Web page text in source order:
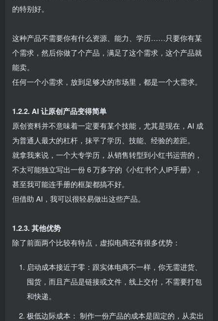
的特别好。
这种产品不需要你有什么资源、能力、学历……只要你有某
个需求，然后你做了个产品，满足了这个需求，这个产品就
能卖。​
任何一个小需求，放到足够大的市场里，都是一个大需求。​
1.2.2. AI 让原创产品变得简单​
原创资料并不意味着一定要有某个技能，尤其是现在，AI 成
为普通人最大的杠杆，抹平了学历、技能、经验的差距。​
就拿我来说，一个大专学历，从销售转型到小红书运营的，
不太可能独立写出一份 6 万多字的《小红书个人IP手册》，
甚至我可能连手册的框架都搞不好。​
但借助 AI，我可以很轻易做出这些产品。​
1.2.3. 其他优势
除了前面两个比较有特点，虚拟电商还有很多优势：​
启动成本接近于零：跟实体电商不一样，你无需进货、
囤货，而且产品是链接或文件，线上交付，不需要打包
和快递。​
极低边际成本： 制作一份产品的成本是固定的，从卖出